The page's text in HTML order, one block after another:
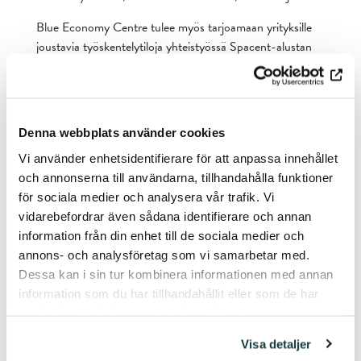
Denna webbplats använder cookies
Vi använder enhetsidentifierare för att anpassa innehållet
och annonserna till användarna, tillhandahålla funktioner
för sociala medier och analysera vår trafik. Vi
vidarebefordrar även sådana identifierare och annan
information från din enhet till de sociala medier och
annons- och analysföretag som vi samarbetar med.
Dessa kan i sin tur kombinera informationen med annan
information som du har tillhandahållit eller som de har
Visa detaljer
Blue Economy Centre tulee myös tarjoamaan yrityksille
joustavia työskentelytiloja yhteistyössä Spacent-alustan
kanssa. Astrasta löytyy toistaiseksi vapaata tilaa
muutamalle toimijalle, vuokrattavissa on vielä 550 neliötä.
coworking-toiminnan.
Lisätietoja Blue Economy Centrestä:
Timo Ketonen, perustaja, Aboa Advest ja A’Pelago
0400 831 205,timo.ketonen@aboa-advest.fi
Lisätietoja Astrasta:
Mika Soinio, kiinteistöpäällikkö, Åbo Akademin säätiö